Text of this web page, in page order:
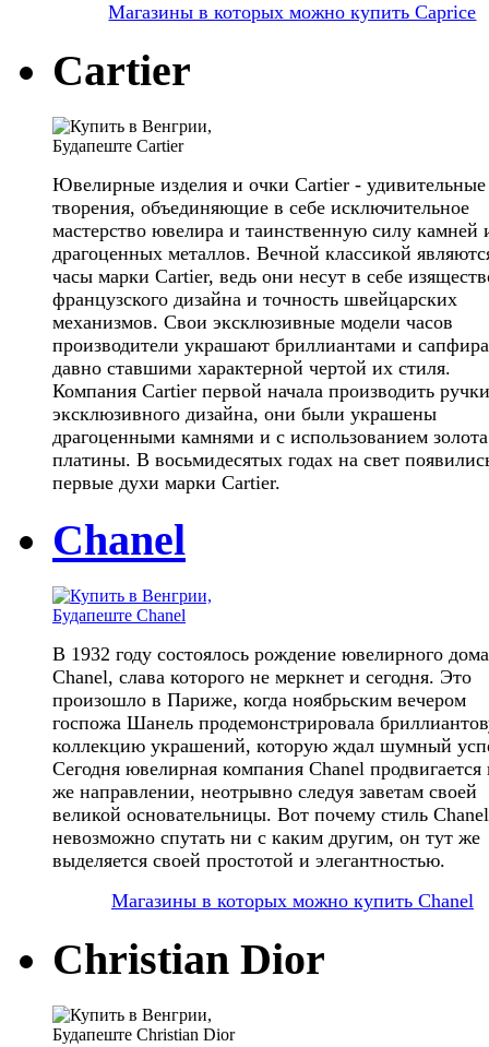
Магазины в которых можно купить Caprice
Cartier
Ювелирные изделия и очки Cartier - удивительные
творения, объединяющие в себе исключительное
мастерство ювелира и таинственную силу камней
драгоценных металлов. Вечной классикой
часы марки Cartier, ведь они несут в себе
французского дизайна и точность швейцарских
механизмов. Свои эксклюзивные модели часов
производители украшают бриллиантами и
давно ставшими характерной чертой их стиля.
Компания Cartier первой начала производить
эксклюзивного дизайна, они были украшены
драгоценными камнями и с использованием
платины. В восьмидесятых годах на свет
первые духи марки Cartier.
Chanel
В 1932 году состоялось рождение ювелирного дома
Chanel, слава которого не меркнет и сегодня. Это
произошло в Париже, когда ноябрьским вечером
госпожа Шанель продемонстрировала
коллекцию украшений, которую ждал шумный
Сегодня ювелирная компания Chanel продвигается
же направлении, неотрывно следуя заветам своей
великой основательницы. Вот почему стиль Chanel
невозможно спутать ни с каким другим, он тут же
выделяется своей простотой и элегантностью.
Магазины в которых можно купить Chanel
Christian Dior